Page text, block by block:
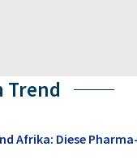
Trend
Afrika: Diese